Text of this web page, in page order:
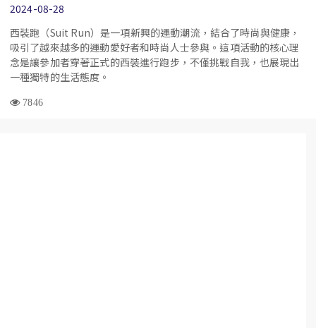
2024-08-28
西裝跑（Suit Run）是一項新興的運動潮流，結合了時尚與健康，
吸引了越來越多的運動愛好者和時尚人士參與。這項活動的核心理
念是讓參加者穿著正式的西裝進行跑步，不僅挑戰自我，也展現出
一種獨特的生活態度。
7846